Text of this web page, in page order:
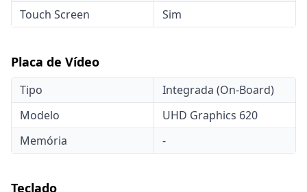
Touch Screen
Sim
Placa de Vídeo
Tipo
Integrada (On-Board)
Modelo
UHD Graphics 620
Memória
-
Teclado